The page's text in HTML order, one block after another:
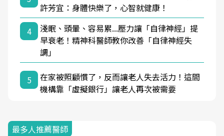
許芳宜：身體快樂了，心智就健康！
4
淺眠、頭暈、容易累...壓力讓「自律神經」提
早衰老！精神科醫師教你改善「自律神經失
調」
5
在家被照顧慣了，反而讓老人失去活力！這間
機構靠「虛擬銀行」讓老人再次被需要
最多人推薦醫師